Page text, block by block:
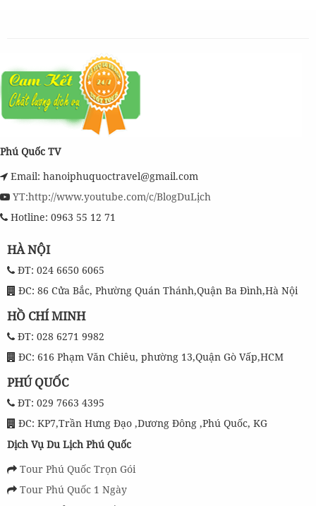
Phú Quốc TV
Email: hanoiphuquoctravel@gmail.com
YT:http://www.youtube.com/c/BlogDuLịch
Hotline: 0963 55 12 71
HÀ NỘI
ĐT: 024 6650 6065
ĐC: 86 Cửa Bắc, Phường Quán Thánh,Quận Ba Đình,Hà Nội
HỒ CHÍ MINH
ĐT: 028 6271 9982
ĐC: 616 Phạm Văn Chiêu, phường 13,Quận Gò Vấp,HCM
PHÚ QUỐC
ĐT: 029 7663 4395
ĐC: KP7,Trần Hưng Đạo ,Dương Đông ,Phú Quốc, KG
Dịch Vụ Du Lịch Phú Quốc
Tour Phú Quốc Trọn Gói
Tour Phú Quốc 1 Ngày